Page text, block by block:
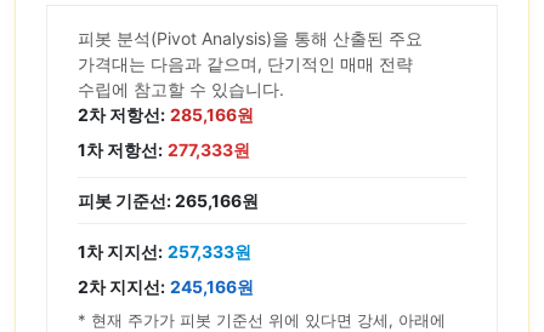
피봇 분석(Pivot Analysis)을 통해 산출된 주요
가격대는 다음과 같으며, 단기적인 매매 전략
수립에 참고할 수 있습니다.
2차 저항선: 285,166원
1차 저항선: 277,333원
피봇 기준선: 265,166원
1차 지지선: 257,333원
2차 지지선: 245,166원
* 현재 주가가 피봇 기준선 위에 있다면 강세, 아래에